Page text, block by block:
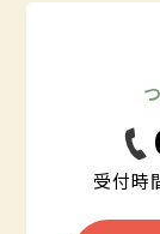
受付時